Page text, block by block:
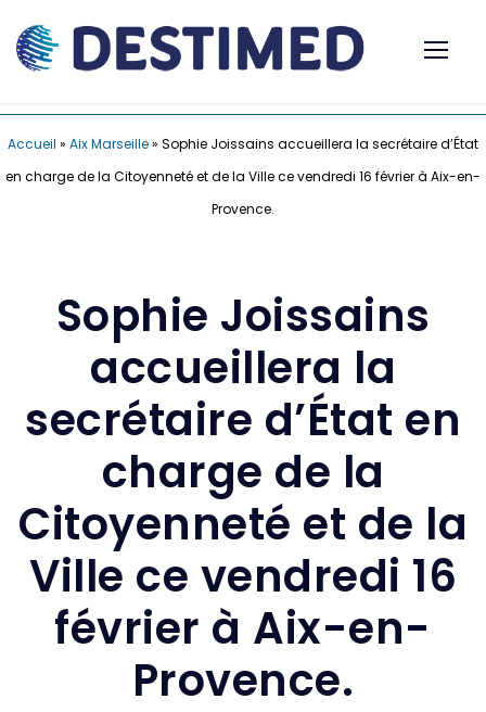
Accueil » Aix Marseille» Sophie Joissains accueillera la secrétaire d’État
en charge de la Citoyenneté et de la Ville ce vendredi 16 février à Aix-en-
Provence.
Sophie Joissains
accueillera la
secrétaire d’État en
charge de la
Citoyenneté et de la
Ville ce vendredi 16
février à Aix-en-
Provence.